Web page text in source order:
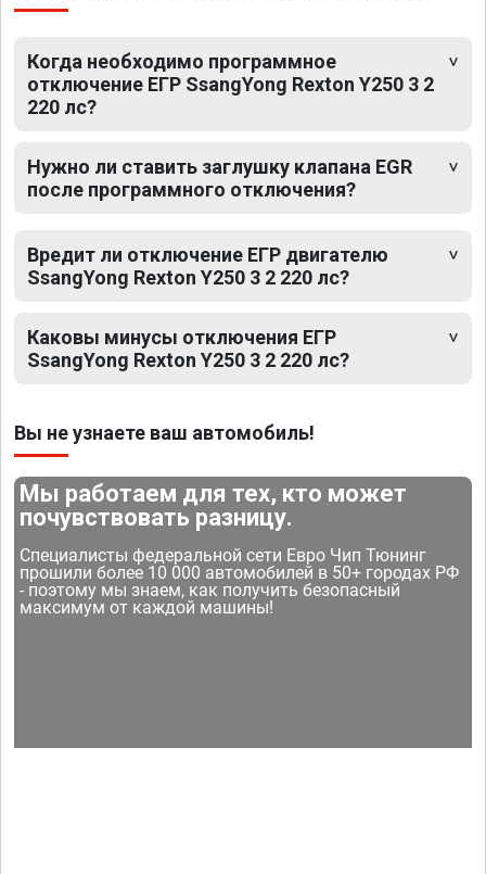
Когда необходимо программное
отключение ЕГР SsangYong Rexton Y250 3 2
220 лс?
Нужно ли ставить заглушку клапана EGR
после программного отключения?
Вредит ли отключение ЕГР двигателю
SsangYong Rexton Y250 3 2 220 лс?
Каковы минусы отключения ЕГР
SsangYong Rexton Y250 3 2 220 лс?
Вы не узнаете ваш автомобиль!
Мы работаем для тех, кто может
почувствовать разницу.
Специалисты федеральной сети Евро Чип Тюнинг
прошили более 10 000 автомобилей в 50+ городах РФ
- поэтому мы знаем, как получить безопасный
максимум от каждой машины!